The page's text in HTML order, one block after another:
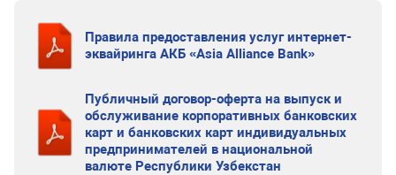
Правила предоставления услуг интернет-
эквайринга АКБ «Asia Alliance Bank»
Публичный договор-оферта на выпуск и
обслуживание корпоративных банковских
карт и банковских карт индивидуальных
предпринимателей в национальной
валюте Республики Узбекстан